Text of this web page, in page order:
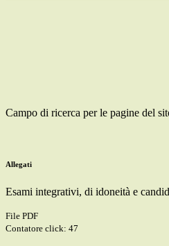
Campo di ricerca per le pagine del
Allegati
Esami integrativi, di idoneità e
File PDF
Contatore click: 47